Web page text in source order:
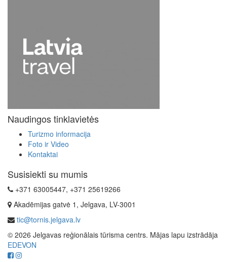
Naudingos tinklavietės
Turizmo informacija
Foto ir Video
Kontaktai
Susisiekti su mumis
+371 63005447, +371 25619266
Akadēmijas gatvė 1, Jelgava, LV-3001
tic@tornis.jelgava.lv
© 2026 Jelgavas reģionālais tūrisma centrs. Mājas lapu izstrādāja
EDEVON